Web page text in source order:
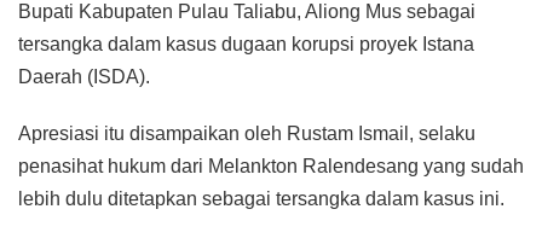
Bupati Kabupaten Pulau Taliabu, Aliong Mus sebagai
tersangka dalam kasus dugaan korupsi proyek Istana
Daerah (ISDA).
Apresiasi itu disampaikan oleh Rustam Ismail, selaku
penasihat hukum dari Melankton Ralendesang yang sudah
lebih dulu ditetapkan sebagai tersangka dalam kasus ini.